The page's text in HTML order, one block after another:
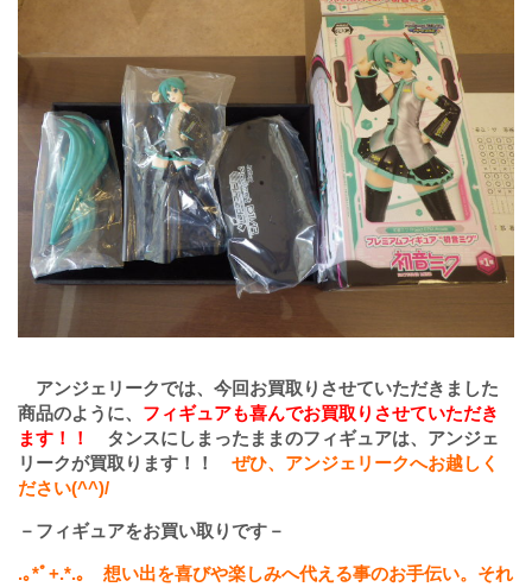
アンジェリークでは、今回お買取りさせていただきました
商品のように、 フィギュアも喜んでお買取りさせていただき
ます！！ タンスにしまったままのフィギュアは、アンジェ
リークが買取ります！！ ぜひ、アンジェリークへお越しく
ださい(^^)/
－フィギュアをお買い取りです－
.｡*ﾟ+.*.｡ 想い出を喜びや楽しみへ代える事のお手伝い。それ